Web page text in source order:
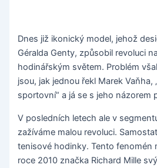
Dnes již ikonický model, jehož
Géralda Genty, způsobil revoluci
hodinářským světem. Problém
jsou, jak jednou řekl Marek Vaňha,
sportovní“ a já se s jeho názorem
V posledních letech ale v
zažíváme malou revoluci.
tenisové hodinky. Tento fenomén
roce 2010 značka Richard Mille